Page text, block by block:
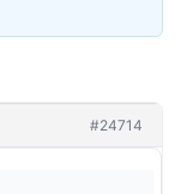
#24714